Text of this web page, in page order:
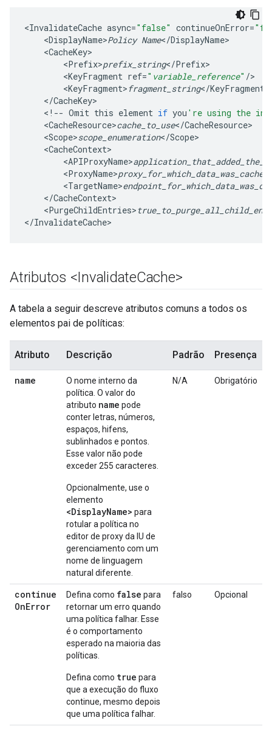
<InvalidateCache async="false" continueOnError=
<DisplayName>Policy Name</DisplayName
<CacheKey
<Prefix>prefix_string</Prefix
<KeyFragment ref=" variable_reference" /
<KeyFragment>fragment_string</KeyFragment
</CacheKey
< !-- Omit this element if you 're using the
<CacheResource>cache_to_use</CacheResource
<Scope>scope_enumeration</Scope
<CacheContext
<APIProxyName>
<ProxyName>proxy_for_which_data_was_cached
<TargetName>
</CacheContext
<PurgeChildEntries>
</InvalidateCache>
Atributos <InvalidateCache>
A tabela a seguir descreve atributos comuns a todos os
elementos pai de políticas:
Atributo Descrição Padrão Presença
name
O nome interno da
política. O valor do
atributo name pode
conter letras, números,
espaços, hifens,
sublinhados e pontos.
Esse valor não pode
exceder 255 caracteres.
Opcionalmente, use o
elemento
<DisplayName> para
rotular a política no
editor de proxy da IU de
gerenciamento com um
nome de linguagem
natural diferente.
N/A Obrigatório
continue
OnError
Defina como false para
retornar um erro quando
uma política falhar. Esse
é o comportamento
esperado na maioria das
políticas.
Defina como true para
que a execução do fluxo
continue, mesmo depois
que uma política falhar.
falso Opcional